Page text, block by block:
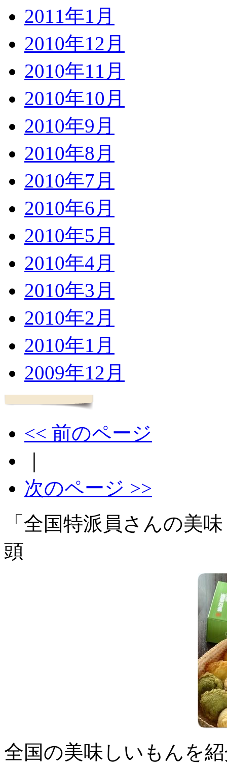
2011年1月
2010年12月
2010年11月
2010年10月
2010年9月
2010年8月
2010年7月
2010年6月
2010年5月
2010年4月
2010年3月
2010年2月
2010年1月
2009年12月
<< 前のページ
次のページ >>
「全国特派員さんの美
頭
全国の美味しいもんを